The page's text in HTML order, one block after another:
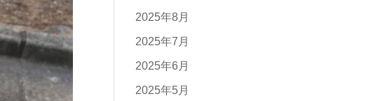
2025年8月
2025年7月
2025年6月
2025年5月